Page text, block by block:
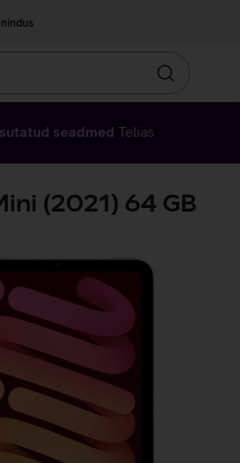
Otsin
seadmed Telias
(2021) 64 GB